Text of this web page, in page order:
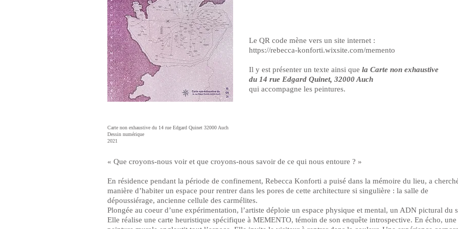
Le QR code mène vers un site internet :
https://rebecca-konforti.wixsite.com/memento
Il y est présenter un texte ainsi que la Carte non exhaustive
du 14 rue Edgard Quinet, 32000 Auch
qui accompagne les peintures.
Carte non exhaustive du 14 rue Edgard Quinet 32000 Auch
Dessin numérique
2021
« Que croyons-nous voir et que croyons-nous savoir de ce qui nous entoure ? »
En résidence pendant la période de confinement, Rebecca Konforti a puisé dans la mémoire du lieu, a
manière d’habiter un espace pour rentrer dans les pores de cette architecture si singulière : la salle de
dépoussiérage, ancienne cellule des carmélites.
Plongée au coeur d’une expérimentation, l’artiste déploie un espace physique et mental, un ADN pictural du
Elle réalise une carte heuristique spécifique à MEMENTO, témoin de son enquête introspective. En écho, une